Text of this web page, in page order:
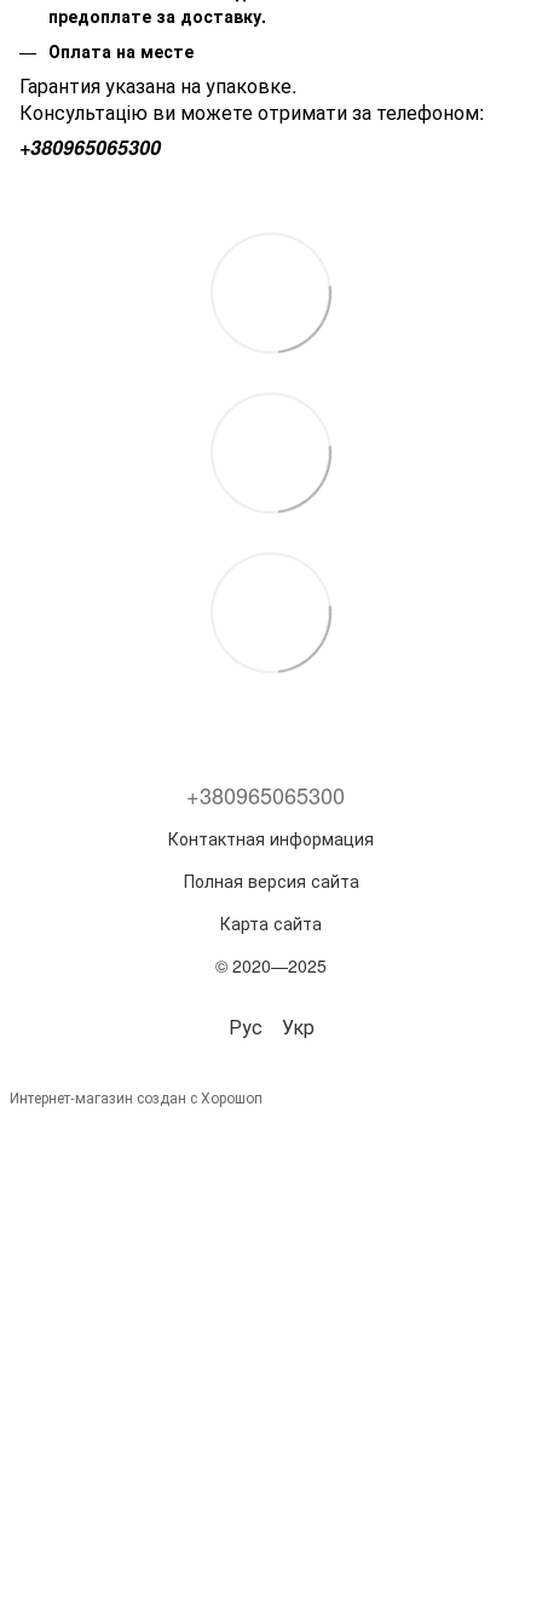
предоплате за доставку.
Оплата на месте
Гарантия указана на упаковке.
Консультацію ви можете отримати за телефоном:
+380965065300
+380965065300
Контактная информация
Полная версия сайта
Карта сайта
© 2020—2025
Рус Укр
Интернет-магазин создан с Хорошоп